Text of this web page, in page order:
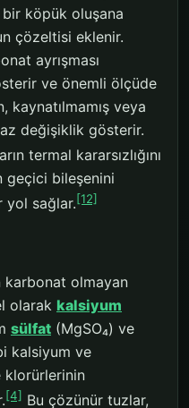
köpük oluşana
çözeltisi eklenir.
ayrışması
ve önemli ölçüde
kaynatılmamış veya
değişiklik gösterir.
termal kararsızlığını
bileşenini
yol sağlar.[12]
karbonat olmayan
olarak kalsiyum
sülfat (MgSO₄) ve
kalsiyum ve
klorürlerinin
[4] Bu çözünür tuzlar,